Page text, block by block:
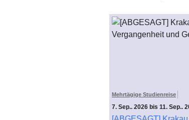
Mehrtägige Studienreise
7. Sep.. 2026 bis 11. Sep..